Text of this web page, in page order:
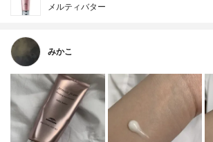
メルティバター
みかこ